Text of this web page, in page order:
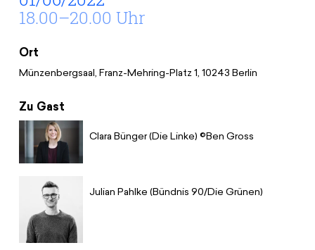
Zukunft D
Reisestipendien
Europa Erleben
Bildungsreisen
Veranstaltungen
News
Jobs
Spenden
Suche
Kontakt
Cookie-Einstellungen
Datenschutz
Impressum
18.00–20.00 Uhr
Ort
Münzenbergsaal, Franz-Mehring-Platz 1, 10243 Berlin
Zu Gast
Clara Bünger (Die Linke) ©Ben Gross
Julian Pahlke (Bündnis 90/Die Grünen)